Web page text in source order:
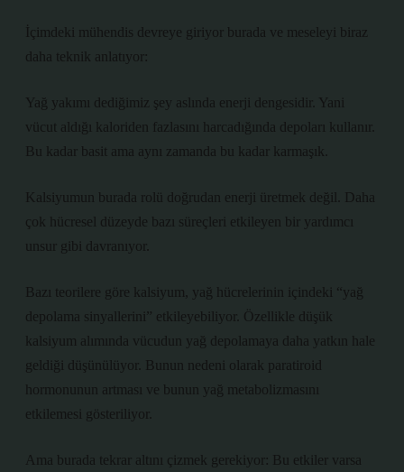
İçimdeki mühendis devreye giriyor burada ve meseleyi biraz
daha teknik anlatıyor:
Yağ yakımı dediğimiz şey aslında enerji dengesidir. Yani
vücut aldığı kaloriden fazlasını harcadığında depoları kullanır.
Bu kadar basit ama aynı zamanda bu kadar karmaşık.
Kalsiyumun burada rolü doğrudan enerji üretmek değil. Daha
çok hücresel düzeyde bazı süreçleri etkileyen bir yardımcı
unsur gibi davranıyor.
Bazı teorilere göre kalsiyum, yağ hücrelerinin içindeki “yağ
depolama sinyallerini” etkileyebiliyor. Özellikle düşük
kalsiyum alımında vücudun yağ depolamaya daha yatkın hale
geldiği düşünülüyor. Bunun nedeni olarak paratiroid
hormonunun artması ve bunun yağ metabolizmasını
etkilemesi gösteriliyor.
Ama burada tekrar altını çizmek gerekiyor: Bu etkiler varsa